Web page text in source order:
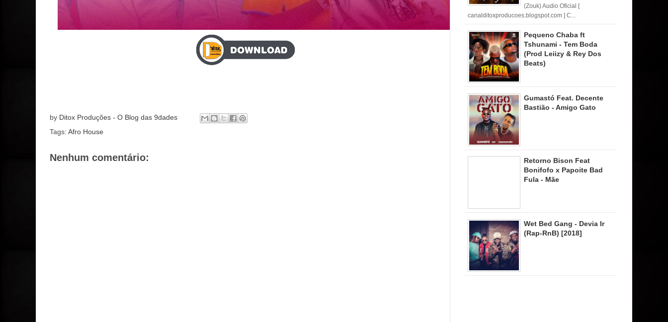
by Ditox Produções - O Blog das 9dades
Tags: Afro House
Nenhum comentário:
(Zouk) Audio Oficial [
canalditoxproducoes.blogspot.com ] C...
Pequeno Chaba ft
Tshunami - Tem Boda
(Prod Leiizy & Rey Dos
Beats)
Gumastó Feat. Decente
Bastião - Amigo Gato
Retorno Bison Feat
Bonifofo x Papoite Bad
Fula - Mãe
Wet Bed Gang - Devia Ir
(Rap-RnB) [2018]